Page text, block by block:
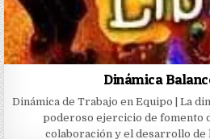
Dinámica
Dinámica de Trabajo en Equipo | La
poderoso ejercicio de fomento
colaboración y el desarrollo de